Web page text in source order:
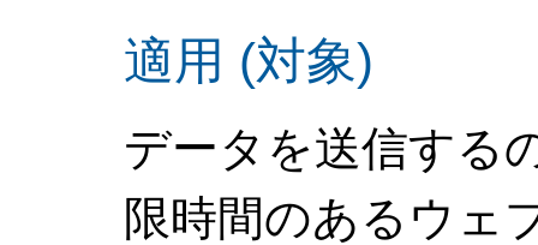
適用 (対象)
データを送信する
限時間のあるウェ